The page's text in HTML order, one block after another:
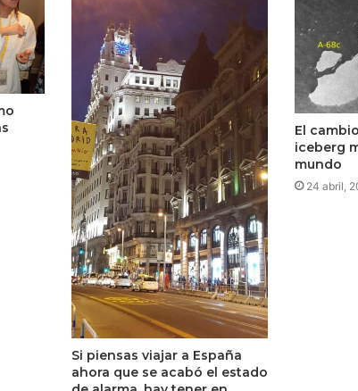
Si piensas viajar a España
ahora que se acabó el estado
El
iceberg
mundo
24 abril,